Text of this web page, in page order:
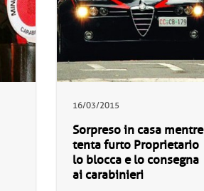
16/03/2015
Sorpreso in casa mentre
tenta furto Proprietario
lo blocca e lo consegna
ai carabinieri